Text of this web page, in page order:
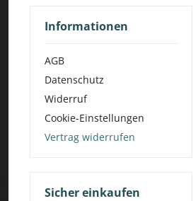
Informationen
AGB
Datenschutz
Widerruf
Cookie-Einstellungen
Vertrag widerrufen
Sicher einkaufen